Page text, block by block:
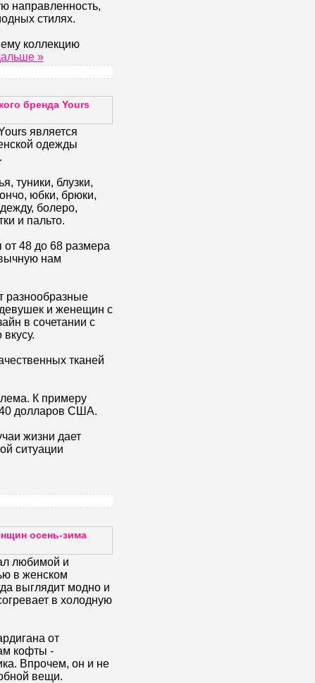
направленность,
стилях.
коллекцию
»
бренда Yours
является
одежды
туники, блузки,
юбки, брюки,
болеро,
и пальто.
48 до 68 размера
нам
разнообразные
и женещин с
в сочетании с
тканей
К примеру
40 долларов США.
жизни дает
ситуации
осень-зима
любимой и
в женском
выглядит модно и
в холодную
от
кофты -
Впрочем, он и не
вещи.